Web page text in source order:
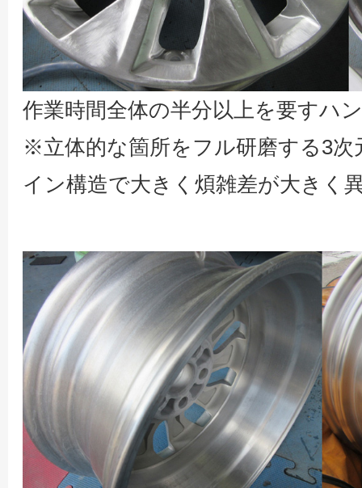
作業時間全体の半分以上を要すハ
※立体的な箇所をフル研磨する3
イン構造で大きく煩雑差が大きく